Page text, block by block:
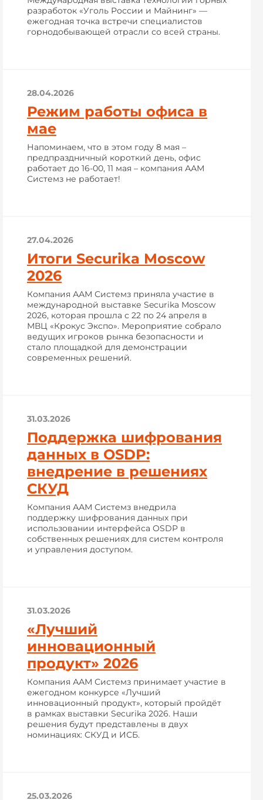
разработок «Уголь России и Майнинг» —
ежегодная точка встречи специалистов
горнодобывающей отрасли со всей страны.
28.04.2026
Режим работы офиса в
мае
Напоминаем, что в этом году 8 мая –
предпраздничный короткий день, офис
работает до 16-00, 11 мая – компания ААМ
Системз не работает!
27.04.2026
Итоги Securika Moscow
2026
Компания ААМ Системз приняла участие в
международной выставке Securika Moscow
2026, которая прошла с 22 по 24 апреля в
МВЦ «Крокус Экспо». Мероприятие собрало
ведущих игроков рынка безопасности и
стало площадкой для демонстрации
современных решений.
31.03.2026
Поддержка шифрования
данных в OSDP:
внедрение в решениях
СКУД
Компания ААМ Системз внедрила
поддержку шифрования данных при
использовании интерфейса OSDP в
собственных решениях для систем контроля
и управления доступом.
31.03.2026
«Лучший
инновационный
продукт» 2026
Компания ААМ Системз принимает участие в
ежегодном конкурсе «Лучший
инновационный продукт», который пройдёт
в рамках выставки Securika 2026. Наши
решения будут представлены в двух
номинациях: СКУД и ИСБ.
25.03.2026